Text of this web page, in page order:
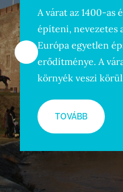
A várat az 1400-as
építeni, nevezetes
Európa egyetlen
erődítménye. A
környék veszi
TOVÁBB